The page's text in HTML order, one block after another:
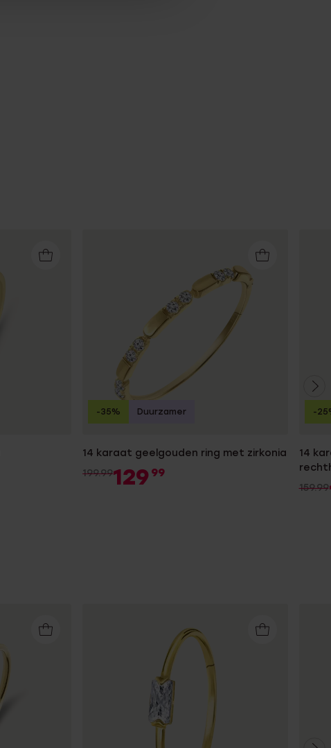
14 karaat geelgouden ring met zirkonia
199.99129 99
-35% Duurzamer
14
159.99
-